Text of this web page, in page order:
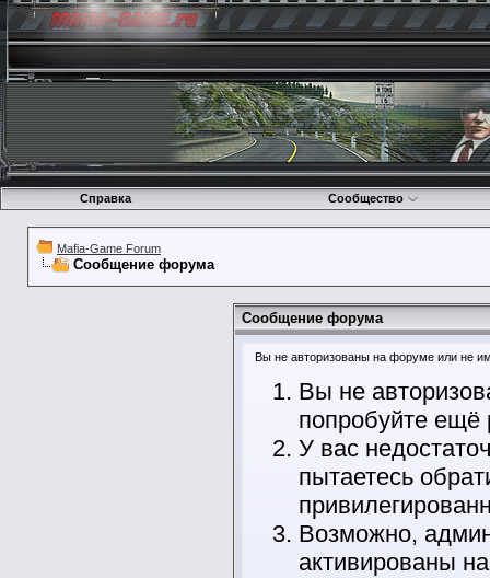
Справка Сообщество
Mafia-Game Forum
Сообщение форума
Сообщение форума
Вы не авторизованы на форуме или не
Вы не
попробуйте ещё
У вас
пытаетесь
Возможно,
активированы